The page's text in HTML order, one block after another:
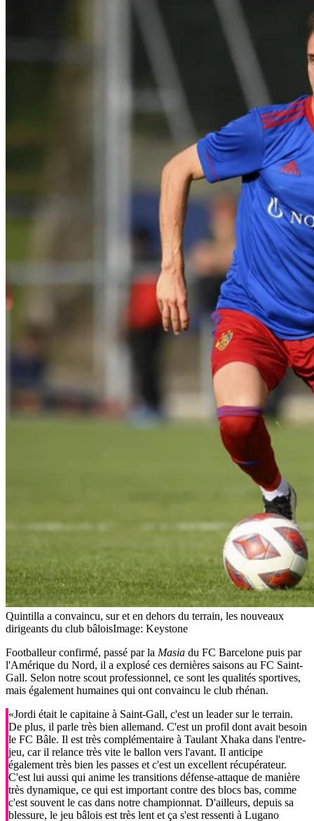
Quintilla a convaincu, sur et en dehors du terrain, les nouveaux
dirigeants du club bâloisImage: Keystone
Footballeur confirmé, passé par la Masia du FC Barcelone puis par
l'Amérique du Nord, il a explosé ces dernières saisons au FC Saint-
Gall. Selon notre scout professionnel, ce sont les qualités sportives,
mais également humaines qui ont convaincu le club rhénan.
«Jordi était le capitaine à Saint-Gall, c'est un leader sur le terrain.
De plus, il parle très bien allemand. C'est un profil dont avait besoin
le FC Bâle. Il est très complémentaire à Taulant Xhaka dans l'entre-
jeu, car il relance très vite le ballon vers l'avant. Il anticipe
également très bien les passes et c'est un excellent récupérateur.
C'est lui aussi qui anime les transitions défense-attaque de manière
très dynamique, ce qui est important contre des blocs bas, comme
c'est souvent le cas dans notre championnat. D'ailleurs, depuis sa
blessure, le jeu bâlois est très lent et ça s'est ressenti à Lugano